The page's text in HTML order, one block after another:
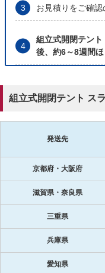
お見積りをご確認
組立式開閉テン
後、約6～8週間ほ
組立式開閉テント ス
発送先
京都府・大阪府
滋賀県・奈良県
三重県
兵庫県
愛知県